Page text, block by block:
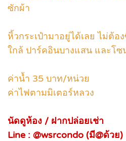
ซักผ้า
หิ้วกระเป๋ามาอยู่ได้เลย ไม่ต้อ
ใกล้ ปาร์คอินบางแสน และโ
ค่าน้ำ 35 บาท/หน่วย
ค่าไฟตามมิเตอร์หลวง
นัดดูห้อง / ฝากปล่อยเช่า
Line : @wsrcondo (มี@ด้วย)